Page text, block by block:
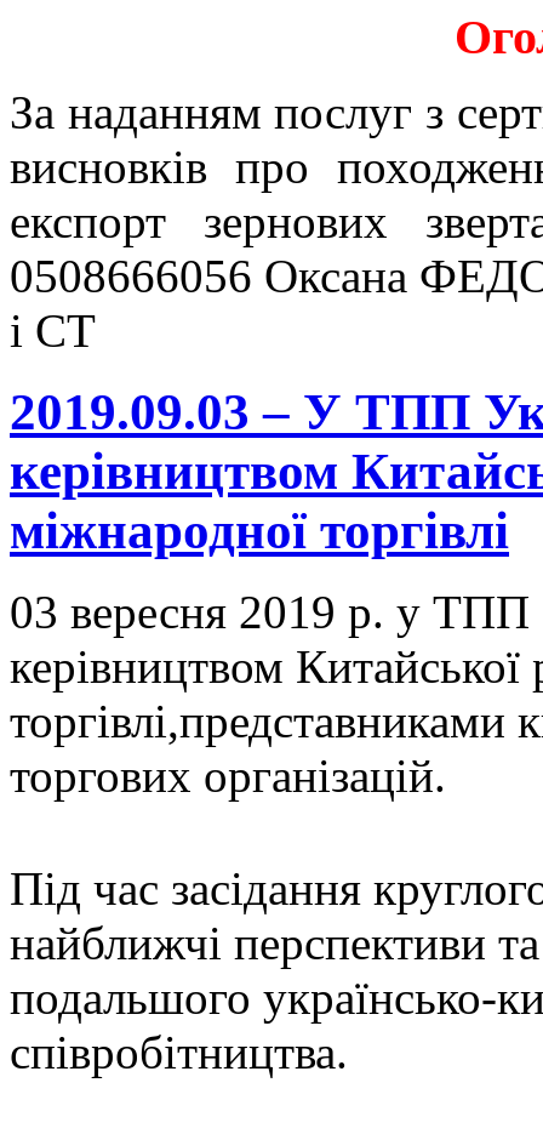
За наданням послуг з
висновків про
експорт зернових
0508666056 Оксана
і СТ
2019.09.03 – У ТПП
керівництвом
міжнародної торгівлі
03 вересня 2019 р. у ТПП
керівництвом
торгівлі,представниками
торгових організацій.
Під час засідання
найближчі перспективи
подальшого українсько-
співробітництва.